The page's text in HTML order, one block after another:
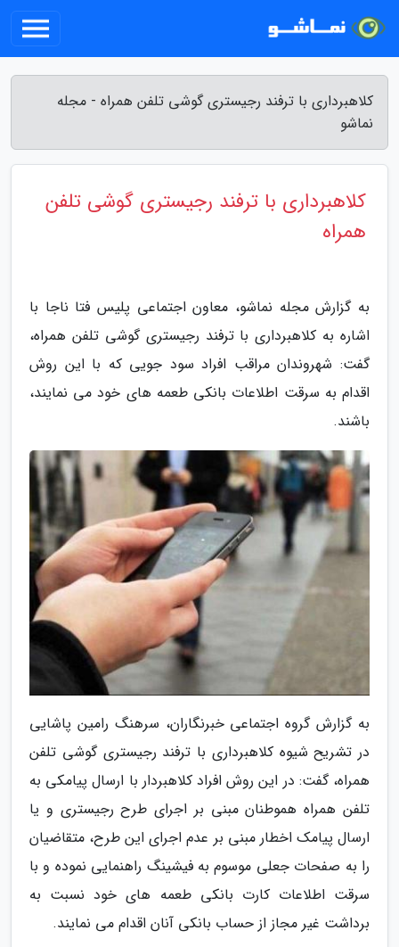
کلاهبرداری با ترفند رجیستری گوشی تلفن همراه - مجله
نماشو
کلاهبرداری با ترفند رجیستری گوشی تلفن
همراه
به گزارش مجله نماشو، معاون اجتماعی پلیس فتا ناجا با
اشاره به کلاهبرداری با ترفند رجیستری گوشی تلفن همراه،
گفت: شهروندان مراقب افراد سود جویی که با این روش
اقدام به سرقت اطلاعات بانکی طعمه های خود می نمایند،
باشند.
به گزارش گروه اجتماعی خبرنگاران، سرهنگ رامین پاشایی
در تشریح شیوه کلاهبرداری با ترفند رجیستری گوشی تلفن
همراه، گفت: در این روش افراد کلاهبردار با ارسال پیامکی به
تلفن همراه هموطنان مبنی بر اجرای طرح رجیستری و یا
ارسال پیامک اخطار مبنی بر عدم اجرای این طرح، متقاضیان
را به صفحات جعلی موسوم به فیشینگ راهنمایی نموده و با
سرقت اطلاعات کارت بانکی طعمه های خود نسبت به
برداشت غیر مجاز از حساب بانکی آنان اقدام می نمایند.